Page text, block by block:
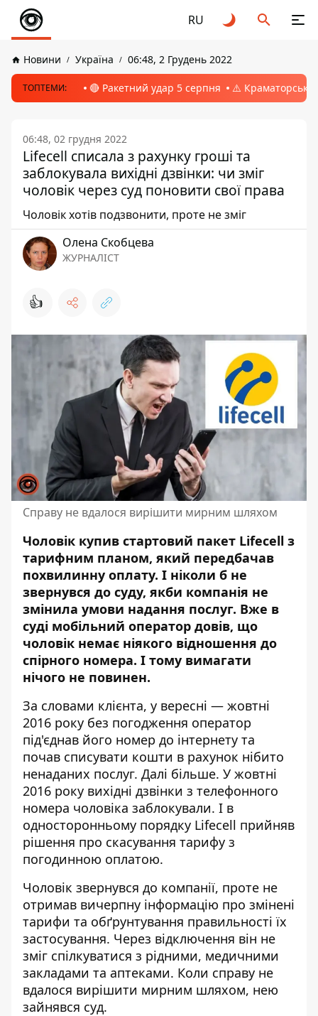
RU
Новини Україна 06:48, 2 Грудень 2022
ТОПТЕМИ: 🔴 Ракетний удар 5 серпня ⚠️ Краматорськ,
06:48, 02 грудня 2022
Lifecell списала з рахунку гроші та
заблокувала вихідні дзвінки: чи зміг
чоловік через суд поновити свої права
Чоловік хотів подзвонити, проте не зміг
Олена Скобцева
ЖУРНАЛІСТ
👍
Справу не вдалося вирішити мирним шляхом
Чоловік купив стартовий пакет Lifecell з
тарифним планом, який передбачав
похвилинну оплату. І ніколи б не
звернувся до суду, якби компанія не
змінила умови надання послуг. Вже в
суді мобільний оператор довів, що
чоловік немає ніякого відношення до
спірного номера. І тому вимагати
нічого не повинен.
За словами клієнта, у вересні — жовтні
2016 року без погодження оператор
під'єднав його номер до інтернету та
почав списувати кошти в рахунок нібито
ненаданих послуг. Далі більше. У жовтні
2016 року вихідні дзвінки з телефонного
номера чоловіка заблокували. І в
односторонньому порядку Lifecell прийняв
рішення про скасування тарифу з
погодинною оплатою.
Чоловік звернувся до компанії, проте не
отримав вичерпну інформацію про змінені
тарифи та обґрунтування правильності їх
застосування. Через відключення він не
зміг спілкуватися з рідними, медичними
закладами та аптеками. Коли справу не
вдалося вирішити мирним шляхом, нею
зайнявся суд.